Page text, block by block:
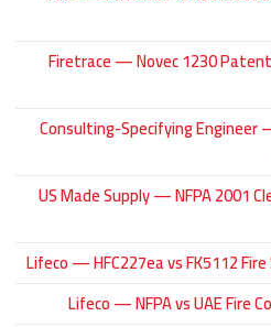
Firetrace — Novec 1230
Consulting-Specifying
US Made Supply — NFPA 2001
Lifeco — HFC227ea vs FK5112
Lifeco — NFPA vs UAE Fire